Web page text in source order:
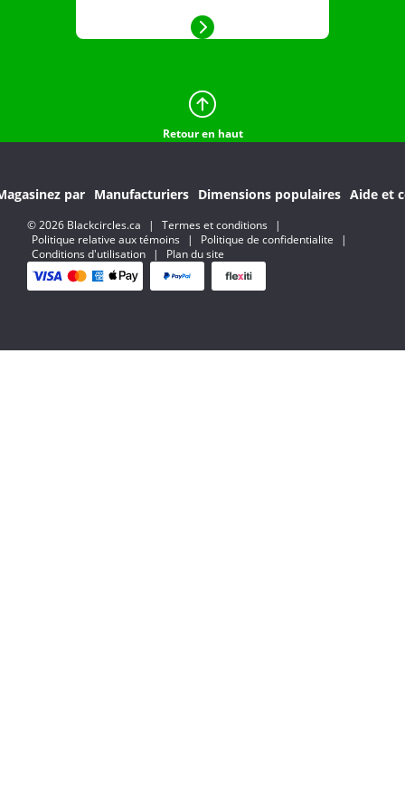
Retour en haut
par Manufacturiers Dimensions populaires Aide et
© 2026 Blackcircles.ca | Termes et conditions
|
Politique relative aux témoins
| Politique de confidentialite
|
Conditions d'utilisation
| Plan du site